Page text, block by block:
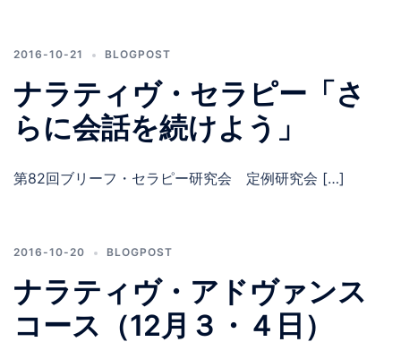
2016-10-21 BLOGPOST
ナラティヴ・セラピー「さ
らに会話を続けよう」
第82回ブリーフ・セラピー研究会 定例研究会 […]
2016-10-20 BLOGPOST
ナラティヴ・アドヴァンス
コース（12月３・４日）